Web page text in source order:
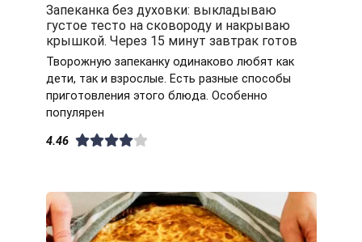
Запеканка без духовки: выкладываю
густое тесто на сковороду и накрываю
крышкой. Через 15 минут завтрак готов
Творожную запеканку одинаково любят как
дети, так и взрослые. Есть разные способы
приготовления этого блюда. Особенно
популярен
4.46